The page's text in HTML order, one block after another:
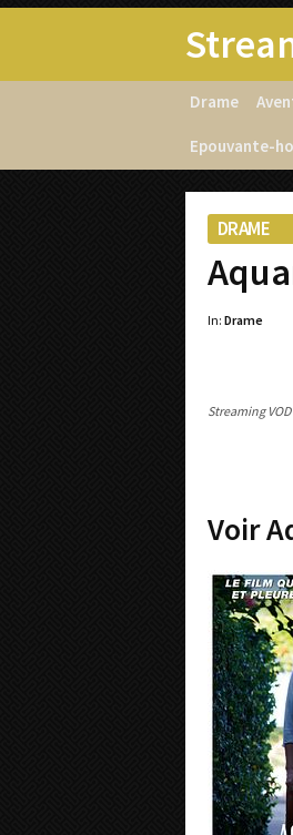
Drame
Epouvante-
DRAME
In: Drame
Streaming
Voir